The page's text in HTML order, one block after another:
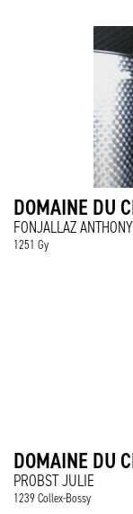
DOMAINE DU
FONJALLAZ ANTHONY
1251 Gy
DOMAINE DU
PROBST JULIE
1239 Collex-Bossy